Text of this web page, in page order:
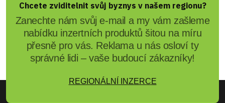
Chcete zviditelnit svůj byznys v našem regionu?
Zanechte nám svůj e-mail a my vám zašleme
nabídku inzertních produktů šitou na míru
přesně pro vás. Reklama u nás osloví ty
správné lidi – vaše budoucí zákazníky!
REGIONÁLNÍ INZERCE